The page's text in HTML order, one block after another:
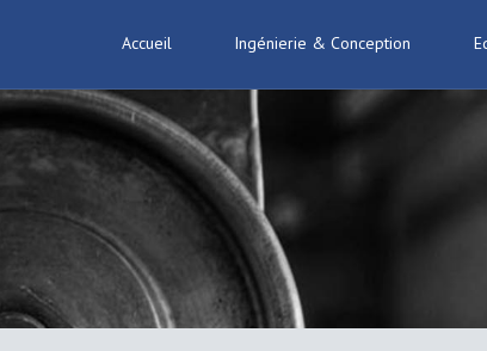
Accueil Ingénierie & Conception